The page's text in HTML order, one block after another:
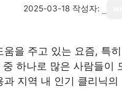
2025-03-18 작성자:
을 주고 있는 요즘, 특
하나로 많은 사람들이
지역 내 인기 클리닉